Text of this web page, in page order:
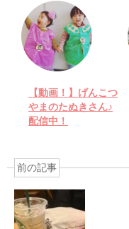
【動画！】げんこつ
やまのたぬきさん♪
配信中！
前の記事